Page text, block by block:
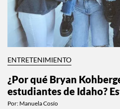
ENTRETENIMIENTO
¿Por qué Bryan
estudiantes de Idaho?
Por: Manuela Cosío